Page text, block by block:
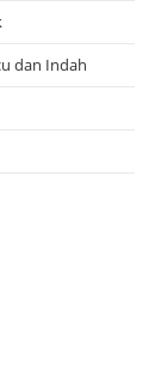
dan Indah